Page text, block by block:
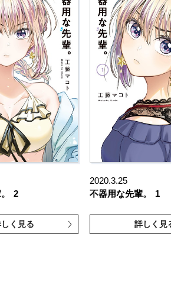
2
く見る
2020.3.25
不器用な先輩。
1
詳しく見